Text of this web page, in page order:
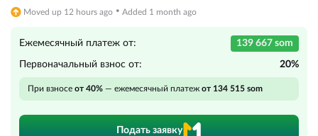
Moved up 12 hours ago · Added 1 month ago
Ежемесячный платеж от: 139 667 som
Первоначальный взнос от: 20%
При взносе от 40% — ежемесячный платеж от 134 515 som
Подать заявку